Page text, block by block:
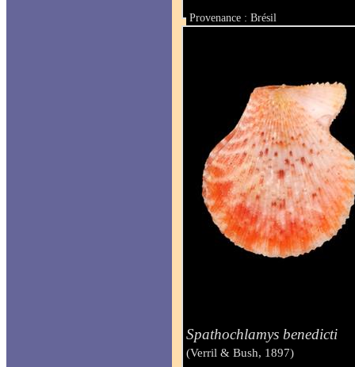
Provenance : Brésil
Taille : 13 mm
Spathochlamys benedicti
(Verril & Bush, 1897)